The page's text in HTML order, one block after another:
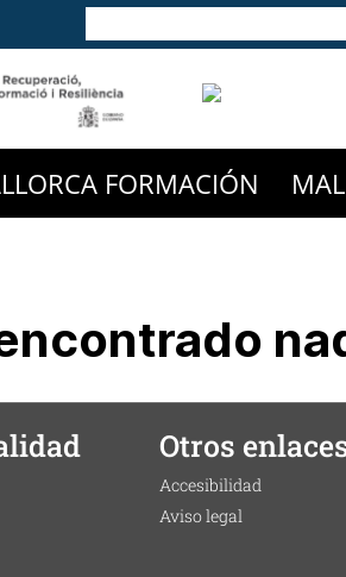
FORMACIÓN
Otros
Accesibilidad
Aviso legal